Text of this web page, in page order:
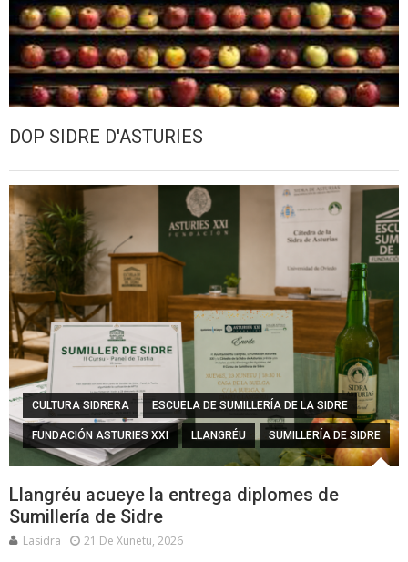
DOP SIDRE D'ASTURIES
CULTURA SIDRERA ESCUELA DE SUMILLERÍA DE LA SIDRE
FUNDACIÓN ASTURIES XXI LLANGRÉU SUMILLERÍA DE SIDRE
Llangréu acueye la entrega diplomes de
Sumillería de Sidre
Lasidra 21 De Xunetu, 2026